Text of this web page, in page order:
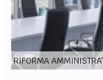
CODICI RUBRICHE
RIFORMA